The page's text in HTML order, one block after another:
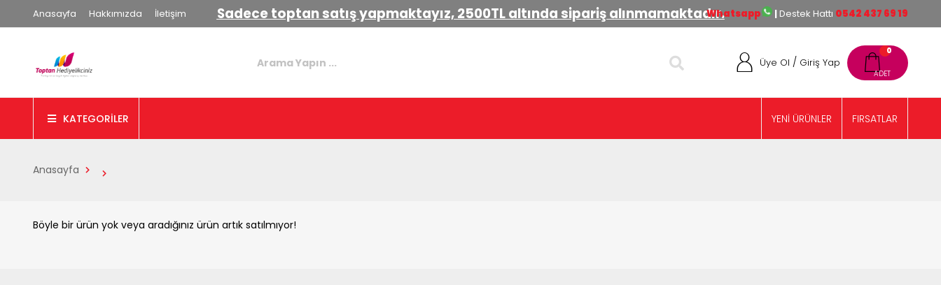
Anasayfa Hakkımızda İletişim Sadece toptan satış yapmaktayız, 2500TL altında sipariş alınmamaktadır.Whatsapp |Destek Hattı 0542 437 69 19
0
Üye Ol / Giriş Yap
KATEGORİLER FIRSATLAR
YENİ ÜRÜNLER
Anasayfa
Böyle bir ürün yok veya aradığınız ürün artık satılmıyor!